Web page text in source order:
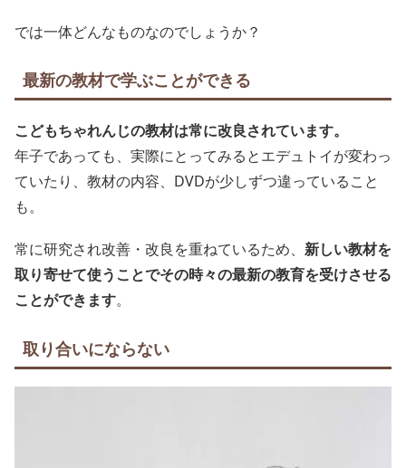
では一体どんなものなのでしょうか？
最新の教材で学ぶことができる
こどもちゃれんじの教材は常に改良されています。
年子であっても、実際にとってみるとエデュトイが変わっ
ていたり、教材の内容、DVDが少しずつ違っていること
も。
常に研究され改善・改良を重ねているため、 新しい教材を
取り寄せて使うことでその時々の最新の教育を受けさせる
ことができます。
取り合いにならない